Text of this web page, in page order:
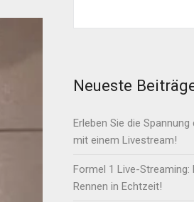
Neueste
Erleben Sie die
mit einem Livestream!
Formel 1 Live-Streaming:
Rennen in Echtzeit!